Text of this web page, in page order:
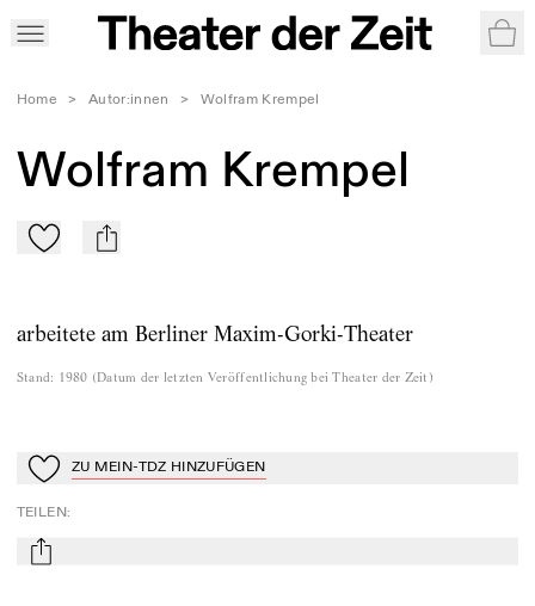
Home > Autor:innen > Wolfram Krempel
Wolfram Krempel
Zu Mein-TdZ hinzufügen
mail
arbeitete am Berliner Maxim-Gorki-Theater
Stand: 1980 (Datum der letzten Veröffentlichung bei Theater der Zeit )
Zu Mein-TdZ hinzufügen
ZU MEIN-TDZ HINZUFÜGEN
TEILEN:
mail